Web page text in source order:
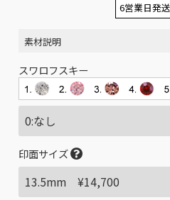
6営業日発送
素材説明
スワロフスキー
印面サイズ